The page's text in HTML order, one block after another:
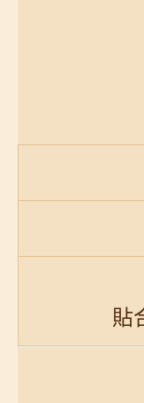
貼